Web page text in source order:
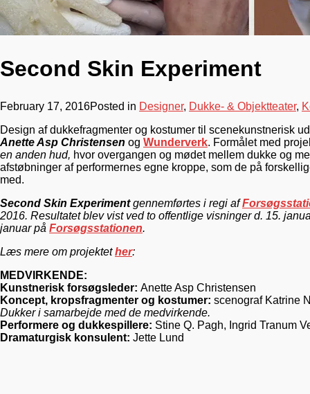
Second Skin Experiment
February 17, 2016Posted in Designer, Dukke- & Objektteater,
Design af dukkefragmenter og kostumer til scenekunstnerisk
Anette Asp Christensen og Wunderverk. Formålet med
en anden hud, hvor overgangen og mødet mellem dukke og
afstøbninger af performernes egne kroppe, som de på
med.
Second Skin Experimentgennemførtes i regi af
2016. Resultatet blev vist ved to offentlige visninger d. 15.
januar på Forsøgsstationen.
Læs mere om projektether:
MEDVIRKENDE:
Kunstnerisk forsøgsleder: Anette Asp Christensen
Koncept, kropsfragmenter og kostumer: scenograf Katrine
Dukker i samarbejde med de medvirkende.
Performere og dukkespillere: Stine Q. Pagh, Ingrid Tranum
Dramaturgisk konsulent: Jette Lund